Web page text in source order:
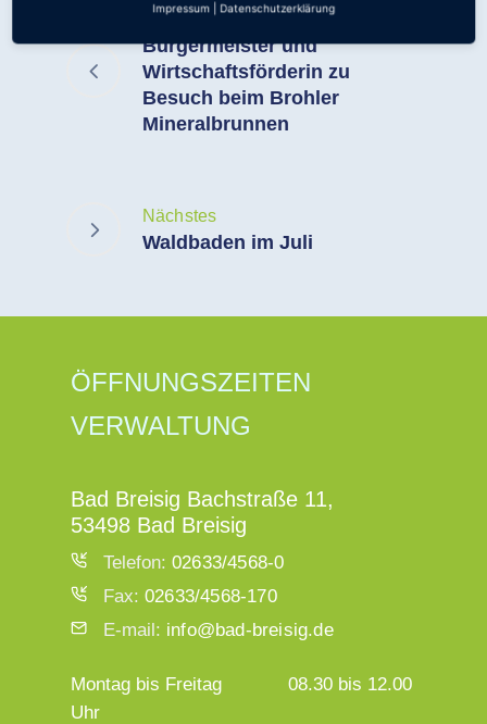
Vorherig
Bürgermeister und
Wirtschaftsförderin zu
Besuch beim Brohler
Mineralbrunnen
Nächstes
Waldbaden im Juli
ÖFFNUNGSZEITEN
VERWALTUNG
Bad Breisig Bachstraße 11,
53498 Bad Breisig
Telefon: 02633/4568-0
Fax: 02633/4568-170
E-mail: info@bad-breisig.de
Montag bis Freitag
08.30 bis 12.00
Uhr
Impressum Datenschutzerklärung